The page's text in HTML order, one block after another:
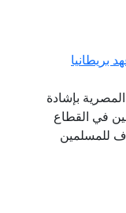
بريطانيا
بإشادة
في القطاع
للمسلمين